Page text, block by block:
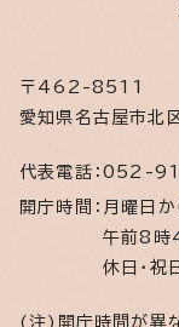
〒462-8511
愛知県名古屋市北
代表電話： 052-
開庁時間： 月曜日
午前8時
休日・祝
(注)開庁時間が異